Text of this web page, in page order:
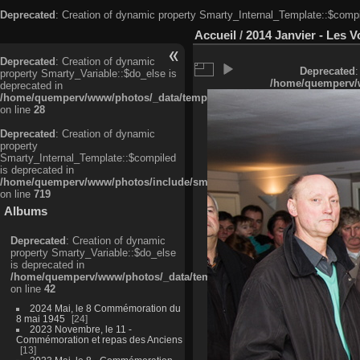
Deprecated: Creation of dynamic property
Deprecated: Creation of dynamic
property Smarty_Variable::$do_else is
deprecated in
/home/quemperv/www/photos/_data/templates_c/
on line 28
Deprecated: Creation of dynamic
property
Smarty_Internal_Template::$compiled
is deprecated in
/home/quemperv/www/photos/include/smarty/libs/sysplugins/
on line 719
Albums
Deprecated: Creation of dynamic
property Smarty_Variable::$do_else
is deprecated in
/home/quemperv/www/photos/_data/templates_c/
on line 42
2024 Mai, le 8 Commémoration du
8 mai 1945
24
2023 Novembre, le 11 -
Commémoration et repas des Anciens
13
Accueil / 2014 Janvier - Les
Deprecated
/home/